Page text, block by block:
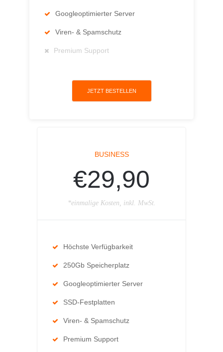
Googleoptimierter Server
Viren- & Spamschutz
Premium Support
JETZT BESTELLEN
BUSINESS
€29,90
*einmalige Kosten, inkl. MwSt.
Höchste Verfügbarkeit
250Gb Speicherplatz
Googleoptimierter Server
SSD-Festplatten
Viren- & Spamschutz
Premium Support